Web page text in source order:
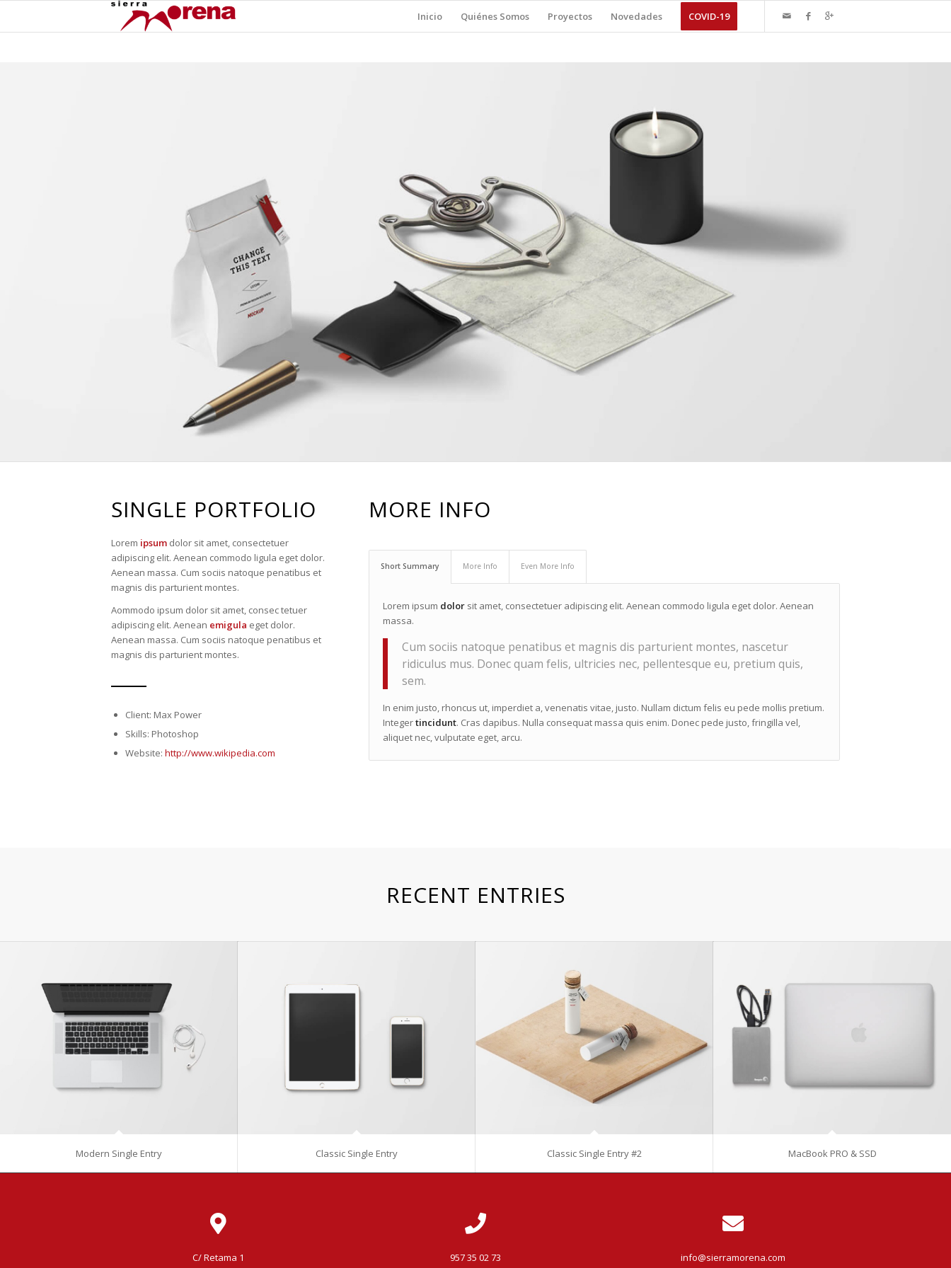
Inicio Quiénes Somos Proyectos Novedades COVID-19
SINGLE PORTFOLIO
Lorem ipsum dolor sit amet, consectetuer
adipiscing elit. Aenean commodo ligula eget dolor.
Aenean massa. Cum sociis natoque penatibus et
magnis dis parturient montes.
Aommodo ipsum dolor sit amet, consec tetuer
adipiscing elit. Aenean emigula eget dolor.
Aenean massa. Cum sociis natoque penatibus et
magnis dis parturient montes.
Client: Max Power
Skills: Photoshop
Website: http://www.wikipedia.com
MORE INFO
Short Summary More Info Even More Info
Lorem ipsum dolorsit amet, consectetuer adipiscing elit. Aenean commodo ligula eget dolor. Aenean
massa.
Cum sociis natoque penatibus et magnis dis parturient montes, nascetur
ridiculus mus. Donec quam felis, ultricies nec, pellentesque eu, pretium quis,
sem.
In enim justo, rhoncus ut, imperdiet a, venenatis vitae, justo. Nullam dictum felis eu pede mollis pretium.
Integertincidunt. Cras dapibus. Nulla consequat massa quis enim. Donec pede justo, fringilla vel,
aliquet nec, vulputate eget, arcu.
RECENT ENTRIES
Modern Single Entry Classic Single Entry Classic Single Entry #2 MacBook PRO & SSD
C/ Retama 1
957 35 02 73 info@sierramorena.com